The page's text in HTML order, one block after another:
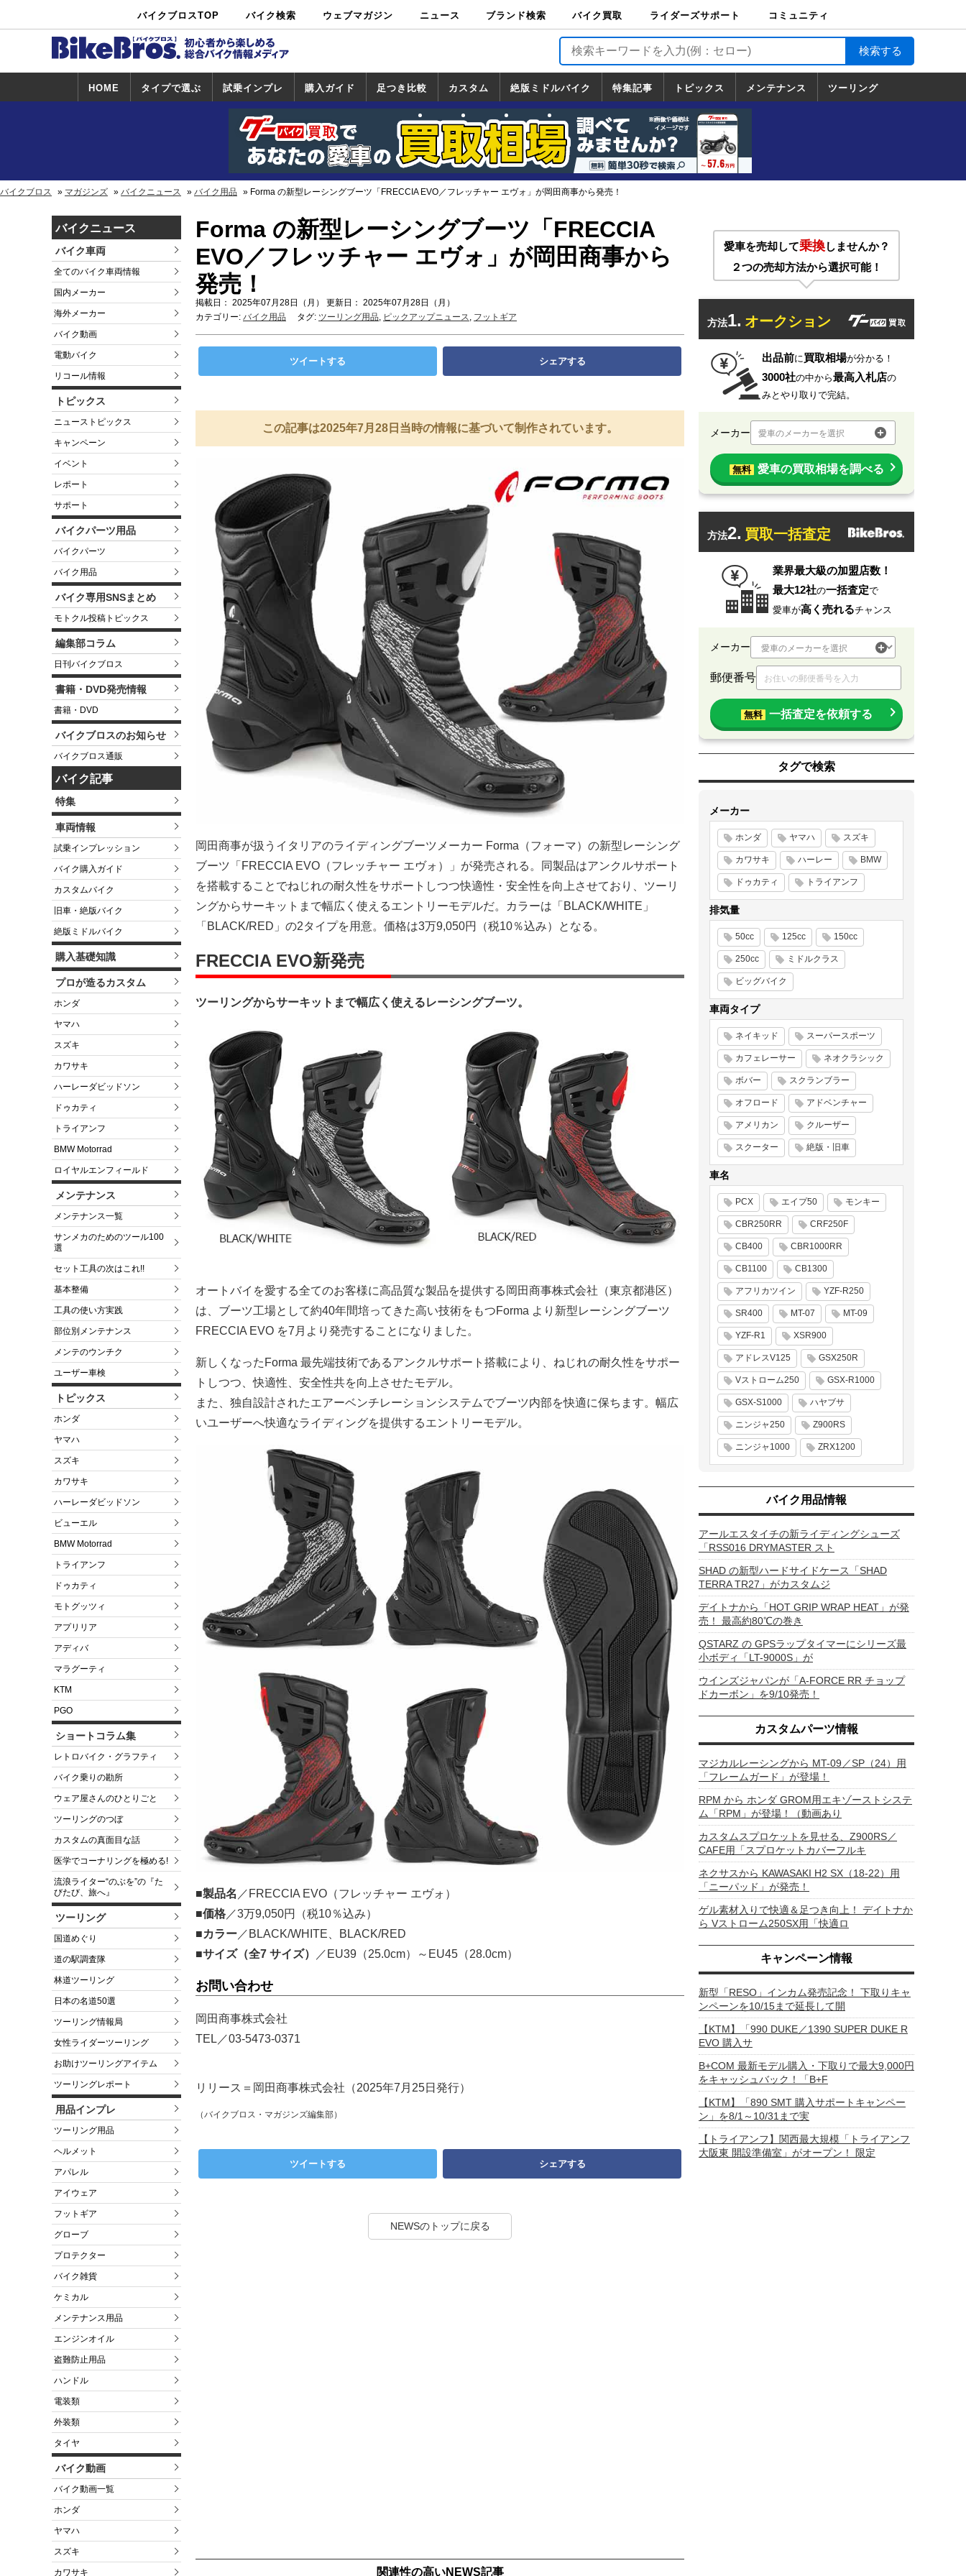
バイクブロスTOP バイク検索
中古バイ
ク・新車検
カタログ検
索
ショップ検
索
ウェブマガジン ニュース ブランド検索 バイク買取
バイク買取
ライダーズサポート
ライダーズサポート
TOP
バイク輸送
バイクガレージライ
フ
バイク車両保険
ロードサービス
バイク試乗
コミュニティ
HOME タイプで選ぶ 試乗インプレ
試乗インプレ
一覧
ホンダ
ヤマハ
スズキ
カワサキ
ハーレー
BMW
トライアンフ
ドゥカティ
購入ガイド
一覧
足つき比較 カスタム
カスタム
一覧
ホンダ
ヤマハ
スズキ
カワサキ
絶版ミドルバイク
絶版ミドルバイク
一覧
ホンダ
ヤマハ
スズキ
カワサキ
特集記事 トピックス
トピックス
一覧
ホンダ
ヤマハ
スズキ
カワサキ
ハーレーダ
ビッドソン
BMW
ドゥカティ
トライアン
フ
メンテナンス ツーリング
道の駅調査隊
ツーリング情報局
日本の道50選
国道めぐり
林道ツーリング
バイクブロス マガジンズ バイクニュース バイク用品 Forma の新型レーシングブーツ「FRECCIA EVO／フレッチャー エヴォ」が岡田商事から発売！
バイクニュース
バイク車両
全てのバイク車両情報
国内メーカー
海外メーカー
バイク動画
電動バイク
リコール情報
トピックス
ニューストピックス
キャンペーン
イベント
レポート
サポート
バイクパーツ用品
バイクパーツ
バイク用品
バイク専用SNSまとめ
モトクル投稿トピックス
編集部コラム
日刊バイクブロス
書籍・DVD発売情報
書籍・DVD
バイクブロスのお知らせ
バイクブロス通販
バイク記事
特集
車両情報
試乗インプレッション
バイク購入ガイド
カスタムバイク
旧車・絶版バイク
絶版ミドルバイク
購入基礎知識
プロが造るカスタム
ホンダ
ヤマハ
スズキ
カワサキ
ハーレーダビッドソン
ドゥカティ
トライアンフ
BMW Motorrad
ロイヤルエンフィールド
メンテナンス
メンテナンス一覧
サンメカのためのツール100
選
セット工具の次はこれ!!
基本整備
工具の使い方実践
部位別メンテナンス
メンテのウンチク
ユーザー車検
トピックス
ホンダ
ヤマハ
スズキ
カワサキ
ハーレーダビッドソン
ビューエル
BMW Motorrad
トライアンフ
ドゥカティ
モトグッツィ
アプリリア
アディバ
マラグーティ
KTM
PGO
ショートコラム集
レトロバイク・グラフティ
バイク乗りの勘所
ウェア屋さんのひとりごと
ツーリングのつぼ
カスタムの真面目な話
医学でコーナリングを極める!
流浪ライター“のぶを”の『た
びたび、旅へ』
ツーリング
国道めぐり
道の駅調査隊
林道ツーリング
日本の名道50選
ツーリング情報局
女性ライダーツーリング
お助けツーリングアイテム
ツーリングレポート
用品インプレ
ツーリング用品
ヘルメット
アパレル
アイウェア
フットギア
グローブ
プロテクター
バイク雑貨
ケミカル
メンテナンス用品
エンジンオイル
盗難防止用品
ハンドル
電装類
外装類
タイヤ
バイク動画
バイク動画一覧
ホンダ
ヤマハ
スズキ
カワサキ
Forma の新型レーシングブーツ「FRECCIA
EVO／フレッチャー エヴォ」が岡田商事から
発売！
掲載日： 2025年07月28日（月） 更新日： 2025年07月28日（月）
カテゴリー: バイク用品 タグ: ツーリング用品, ピックアップニュース, フットギア
ツイートする シェアする
この記事は2025年7月28日当時の情報に基づいて制作されています。
岡田商事が扱うイタリアのライディングブーツメーカー Forma（フォーマ）の新型レーシング
ブーツ「FRECCIA EVO（フレッチャー エヴォ）」が発売される。同製品はアンクルサポート
を搭載することでねじれの耐久性をサポートしつつ快適性・安全性を向上させており、ツーリ
ングからサーキットまで幅広く使えるエントリーモデルだ。カラーは「BLACK/WHITE」
「BLACK/RED」の2タイプを用意。価格は3万9,050円（税10％込み）となる。
FRECCIA EVO新発売
ツーリングからサーキットまで幅広く使えるレーシングブーツ。
オートバイを愛する全てのお客様に高品質な製品を提供する岡田商事株式会社（東京都港区）
は、ブーツ工場として約40年間培ってきた高い技術をもつForma より新型レーシングブーツ
FRECCIA EVO を7月より発売することになりました。
新しくなったForma 最先端技術であるアンクルサポート搭載により、ねじれの耐久性をサポー
トしつつ、快適性、安全性共を向上させたモデル。
また、独自設計されたエアーベンチレーションシステムでブーツ内部を快適に保ちます。幅広
いユーザーへ快適なライディングを提供するエントリーモデル。
■製品名 ／FRECCIA EVO（フレッチャー エヴォ）
■価格 ／3万9,050円（税10％込み）
■カラー ／BLACK/WHITE、BLACK/RED
■サイズ（全7 サイズ）
／EU39（25.0cm）～EU45（28.0cm）
お問い合わせ
岡田商事株式会社
TEL／03-5473-0371
リリース＝岡田商事株式会社（2025年7月25日発行）
（バイクブロス・マガジンズ編集部）
ツイートする シェアする
NEWSのトップに戻る
関連性の高いNEWS記事
愛車を売却して乗換しませんか？
２つの売却方法から選択可能！
方法1. オークション
出品前に買取相場が分かる！
3000社の中から最高入札店の
みとやり取りで完結。
メーカー 愛車のメーカーを選択
無料 愛車の買取相場を調べる
方法2. 買取一括査定
業界最大級の加盟店数！
最大12社の一括査定で
愛車が高く売れるチャンス
メーカー
郵便番号
無料 一括査定を依頼する
タグで検索
メーカー
ホンダ ヤマハ スズキ
カワサキ ハーレー BMW
ドゥカティ トライアンフ
排気量
50cc 125cc 150cc
250cc ミドルクラス
ビッグバイク
車両タイプ
ネイキッド スーパースポーツ
カフェレーサー ネオクラシック
ボバー スクランブラー
オフロード アドベンチャー
アメリカン クルーザー
スクーター 絶版・旧車
車名
PCX エイプ50 モンキー
CBR250RR CRF250F
CB400 CBR1000RR
CB1100 CB1300
アフリカツイン YZF-R250
SR400 MT-07 MT-09
YZF-R1 XSR900
アドレスV125 GSX250R
Vストローム250 GSX-R1000
GSX-S1000 ハヤブサ
ニンジャ250 Z900RS
ニンジャ1000 ZRX1200
バイク用品情報
アールエスタイチの新ライディングシューズ
「RSS016 DRYMASTER スト
SHAD の新型ハードサイドケース「SHAD
TERRA TR27」がカスタムジ
デイトナから「HOT GRIP WRAP HEAT」が発
売！ 最高約80℃の巻き
QSTARZ の GPSラップタイマーにシリーズ最
小ボディ「LT-9000S」が
ウインズジャパンが「A-FORCE RR チョップ
ドカーボン」を9/10発売！
カスタムパーツ情報
マジカルレーシングから MT-09／SP（24）用
「フレームガード」が登場！
RPM から ホンダ GROM用エキゾーストシステ
ム「RPM」が登場！（動画あり
カスタムスプロケットを見せる、Z900RS／
CAFE用「スプロケットカバーフルキ
ネクサスから KAWASAKI H2 SX（18-22）用
「ニーパッド」が発売！
ゲル素材入りで快適＆足つき向上！ デイトナか
ら Vストローム250SX用「快適ロ
キャンペーン情報
新型「RESO」インカム発売記念！ 下取りキャ
ンペーンを10/15まで延長して開
【KTM】「990 DUKE／1390 SUPER DUKE R
EVO 購入サ
B+COM 最新モデル購入・下取りで最大9,000円
をキャッシュバック！「B+F
【KTM】「890 SMT 購入サポートキャンペー
ン」を8/1～10/31まで実
【トライアンフ】関西最大規模「トライアンフ
大阪東 開設準備室」がオープン！ 限定